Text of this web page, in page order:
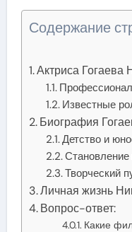
Содержание
Актриса Гогаева
Известные
Биография
Детство и
Становление
Творческий
Личная жизнь
Вопрос-ответ:
Какие